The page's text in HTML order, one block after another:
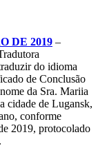
DE 2019 –
do idioma
de Conclusão
da Sra. Mariia
cidade de Lugansk,
conforme
2019, protocolado